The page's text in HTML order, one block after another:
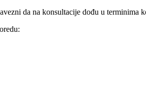
da na konsultacije dođu u terminima